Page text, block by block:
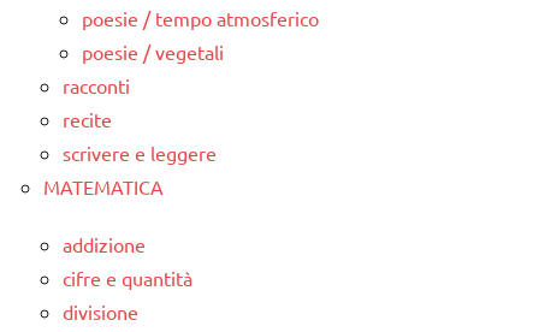
poesie / tempo atmosferico
poesie / vegetali
racconti
recite
scrivere e leggere
MATEMATICA
addizione
cifre e quantità
divisione